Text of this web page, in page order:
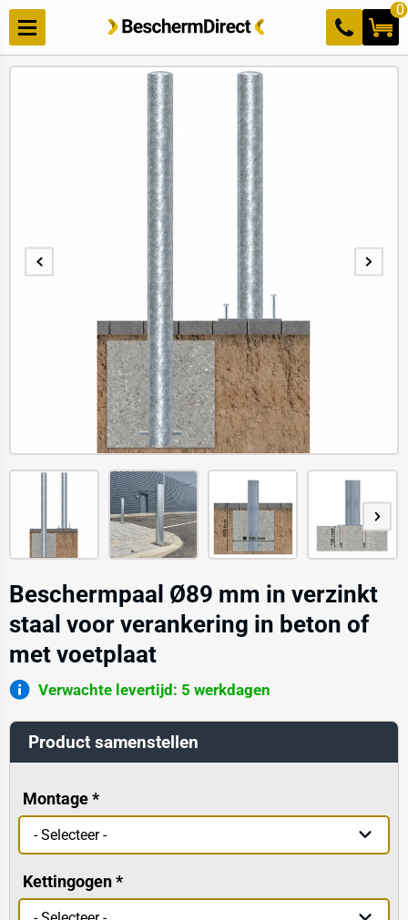
Meteen
naar de
content
0
Beschermpaal Ø89 mm in verzinkt
staal voor verankering in beton of
met voetplaat
Verwachte levertijd: 5 werkdagen
Product samenstellen
Montage
Kettingogen